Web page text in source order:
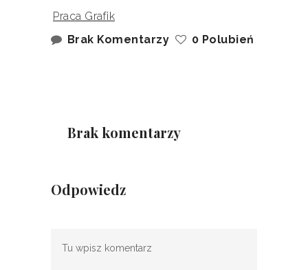
Praca Grafik
Brak Komentarzy
0 Polubień
Brak komentarzy
Odpowiedz